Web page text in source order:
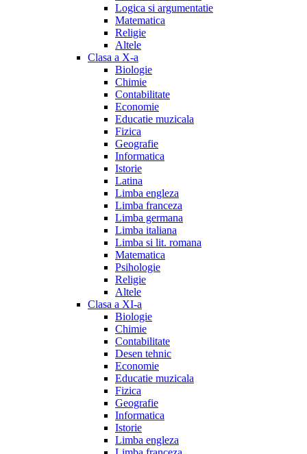
Logica si argumentatie
Matematica
Religie
Altele
Clasa a X-a
Biologie
Chimie
Contabilitate
Economie
Educatie muzicala
Fizica
Geografie
Informatica
Istorie
Latina
Limba engleza
Limba franceza
Limba germana
Limba italiana
Limba si lit. romana
Matematica
Psihologie
Religie
Altele
Clasa a XI-a
Biologie
Chimie
Contabilitate
Desen tehnic
Economie
Educatie muzicala
Fizica
Geografie
Informatica
Istorie
Limba engleza